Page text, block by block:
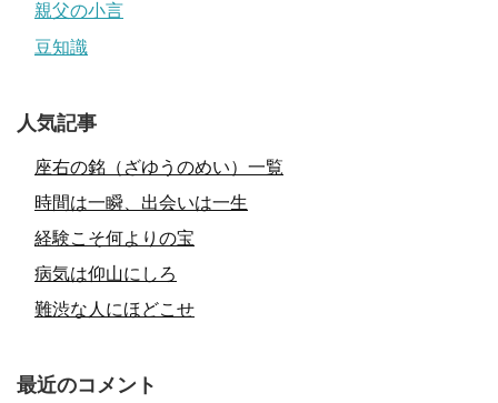
親父の小言
豆知識
人気記事
座右の銘（ざゆうのめい）一覧
時間は一瞬、出会いは一生
経験こそ何よりの宝
病気は仰山にしろ
難渋な人にほどこせ
最近のコメント